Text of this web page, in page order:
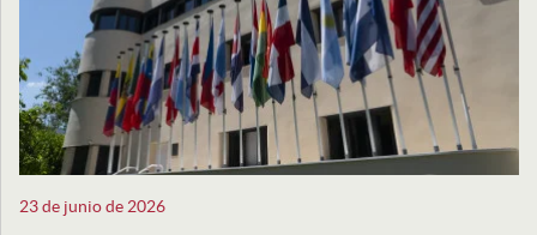
23 de junio de 2026